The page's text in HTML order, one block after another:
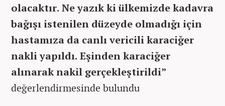
olacaktır. Ne yazık ki ülkemizde kadavra
bağışı istenilen düzeyde olmadığı için
hastamıza da canlı vericili karaciğer
nakli yapıldı. Eşinden karaciğer
alınarak nakil gerçekleştirildi”
değerlendirmesinde bulundu